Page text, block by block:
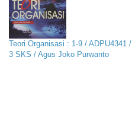
Teori Organisasi : 1-9 / ADPU4341 /
3 SKS / Agus Joko Purwanto